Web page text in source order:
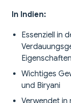
In Indien:
Essenziell in
Eigenschaften
Wichtiges
und Biryani